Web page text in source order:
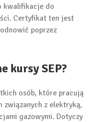
kwalifikacje do
Certyfikat ten jest
poprzez
kursy SEP?
osób, które pracują
związanych z elektryką,
gazowymi. Dotyczy